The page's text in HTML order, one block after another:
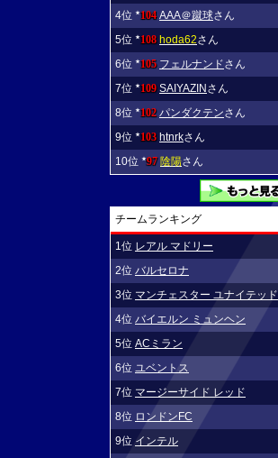
4位
★104 AAA＠蹴球さん
5位
★108 hoda62さん
6位
★105 フェルナンドさん
7位
★109 SAIYAZIN さん
8位
★102 パンダクテンさん
9位
★103 htnrkさん
10位
★97 陰陽さん
チームランキング
1位 レアル マドリー
2位 バルセロナ
3位 マンチェスター ユナイテッド
4位 バイエルン ミュンヘン
5位 ACミラン
6位 ユベントス
7位 マージーサイド レッド
8位 ロンドンFC
9位 インテル